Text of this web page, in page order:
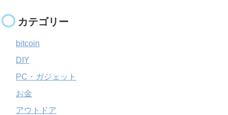
カテゴリー
bitcoin
DIY
PC・ガジェット
お金
アウトドア